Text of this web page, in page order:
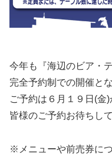
今年も『海辺のビア・
完全予約制での開催と
ご予約は６月１９日(金)
皆様のご予約お待ちし
※メニューや前売券に